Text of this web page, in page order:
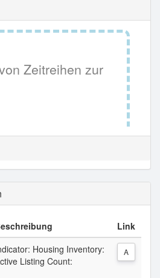
Zeitreihen zur
Link
Housing Inventory:
Listing Count:
A